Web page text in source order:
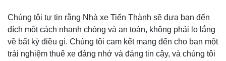
Chúng tôi tự tin rằng Nhà xe Tiến Thành sẽ đưa bạn đến
đích một cách nhanh chóng và an toàn, không phải lo lắng
về bất kỳ điều gì. Chúng tôi cam kết mang đến cho bạn một
trải nghiệm thuê xe đáng nhớ và đáng tin cậy, và chúng tôi